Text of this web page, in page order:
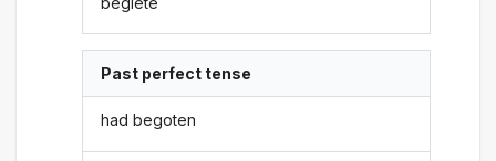
Past perfect tense
had begoten